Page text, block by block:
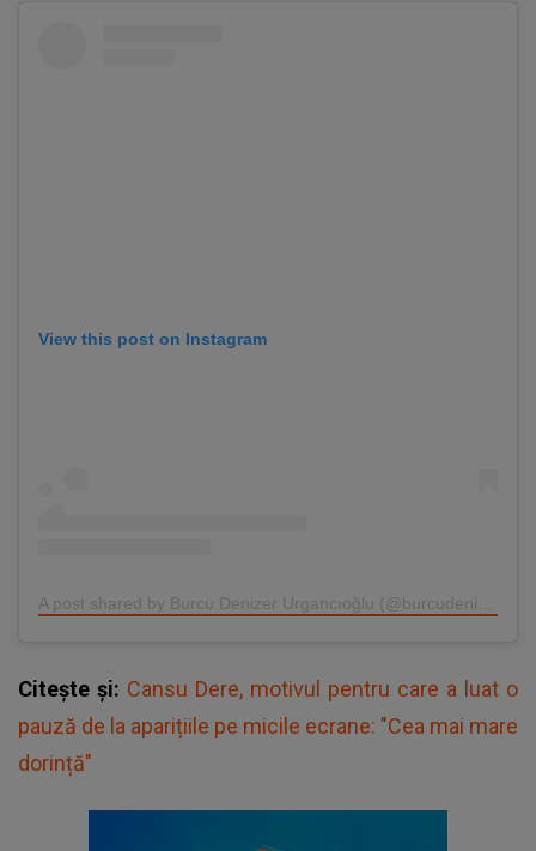
View this post on Instagram
Citește și: Cansu Dere, motivul pentru care a luat o
pauză de la aparițiile pe micile ecrane: "Cea mai mare
dorință"